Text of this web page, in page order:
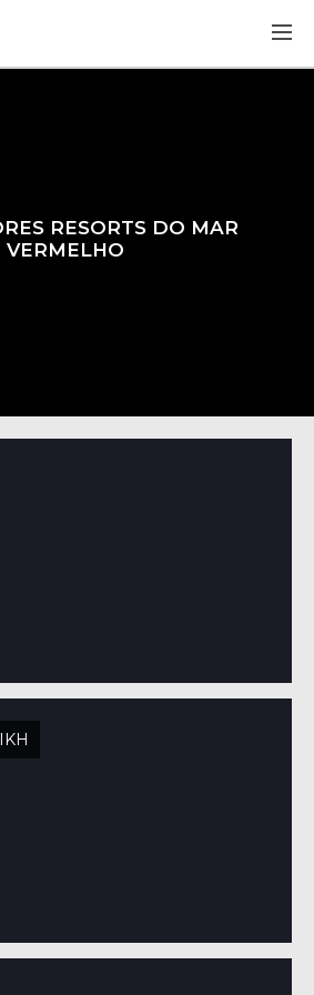
RESORTS DO MAR
VERMELHO